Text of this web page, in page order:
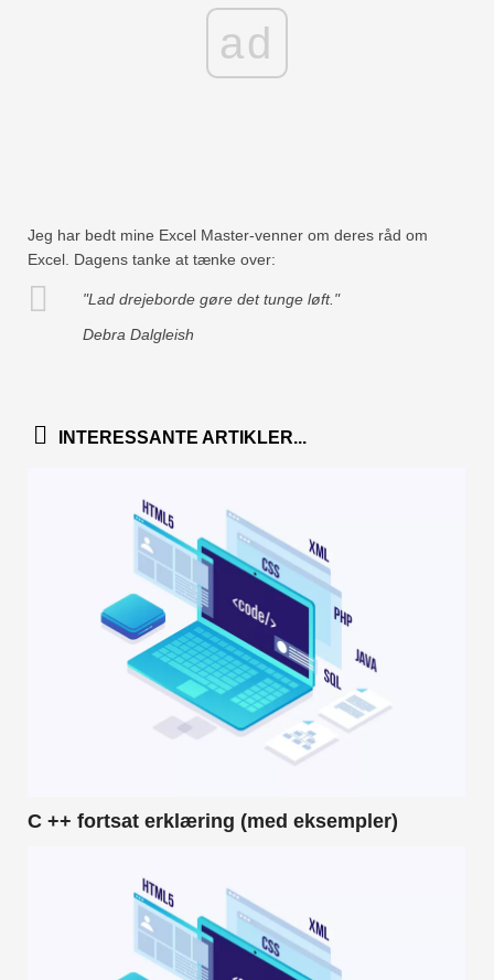
ad
Jeg har bedt mine Excel Master-venner om deres råd om
Excel. Dagens tanke at tænke over:
"Lad drejeborde gøre det tunge løft."
Debra Dalgleish
INTERESSANTE ARTIKLER...
C ++ fortsat erklæring (med eksempler)